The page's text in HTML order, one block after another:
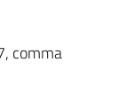
comma